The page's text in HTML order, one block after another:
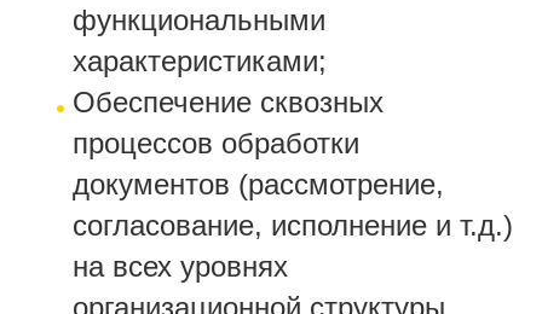
функциональными
характеристиками;
Обеспечение сквозных
процессов обработки
документов (рассмотрение,
согласование, исполнение и т.д.)
на всех уровнях
организационной структуры